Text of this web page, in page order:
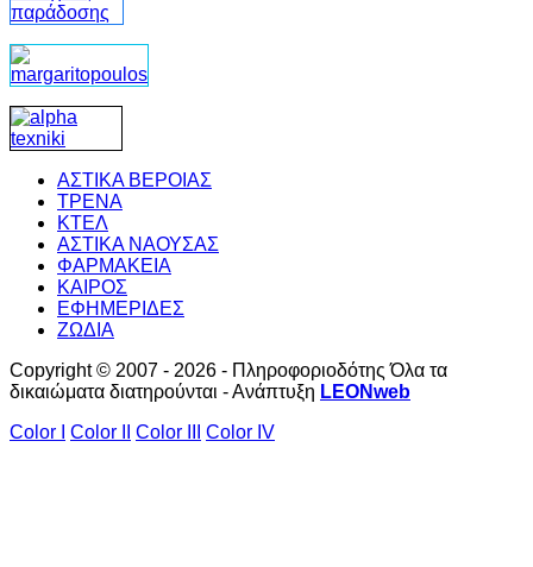
ΑΣΤΙΚΑ ΒΕΡΟΙΑΣ
ΤΡΕΝΑ
ΚΤΕΛ
ΑΣΤΙΚΑ ΝΑΟΥΣΑΣ
ΦΑΡΜΑΚΕΙΑ
ΚΑΙΡΟΣ
ΕΦΗΜΕΡΙΔΕΣ
ΖΩΔΙΑ
Copyright © 2007 - 2026 - Πληροφοριοδότης Όλα τα
δικαιώματα διατηρούνται - Ανάπτυξη LEONweb
Color I
Color II Color III Color IV